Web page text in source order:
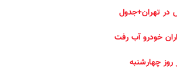
تهران+جدول
خودرو آب رفت
چهارشنبه